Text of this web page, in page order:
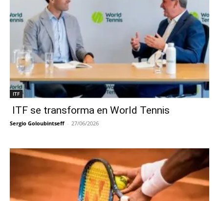
ITF
ITF se transforma en World Tennis
Sergio Goloubintseff - 27/06/2026